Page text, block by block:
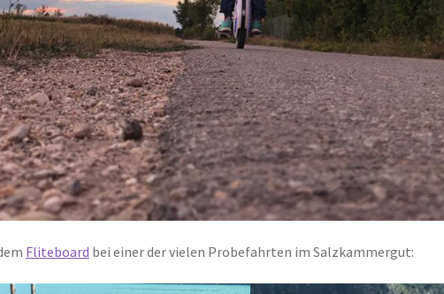
Fliteboard bei einer der vielen Probefahrten im Salzkammergut: